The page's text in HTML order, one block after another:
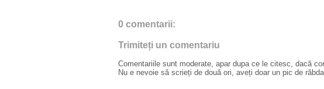
0 comentarii:
Trimiteți un comentariu
Comentariile sunt moderate, apar dupa ce le citesc, dacă
Nu e nevoie să scrieți de două ori, aveți doar un pic de